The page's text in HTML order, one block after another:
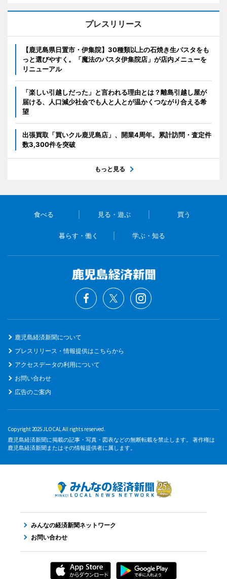
プレスリリース
【鹿児島県日置市・伊集院】30種類以上の石焼き生パスタをも
っと選びやすく。「魔法のパスタ伊集院店」が店内メニューを
リニューアル
「楽しい引越しだった」と言われる理由とは？離島引越し屋が
届ける、人口減少社会でも人と人とが温かくつながり合える希
望
出張買取「買いクル鹿児島店」、開業4周年。累計訪問・査定件
数3,300件を突破
もっと見る
食べる 見る・遊ぶ 買う
暮らす・働く 学ぶ・知る
鹿児島経済新聞について
プレスリリース・情報提供はこちらから
アクセスデータの利用について
お問い合わせ
広告のご案内
Copyright 2025 JLOCAL All rights reserved.
鹿児島経済新聞に掲載の記事・写真・図表などの無断転載を禁止します。 著作権は
鹿児島経済新聞またはその情報提供者に属します。
みんなの経済新聞ネットワーク
お問い合わせ